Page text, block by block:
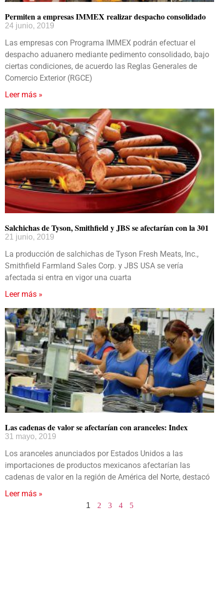
Permiten a empresas IMMEX realizar despacho consolidado
24 junio, 2019
Las empresas con Programa IMMEX podrán efectuar el
despacho aduanero mediante pedimento consolidado, bajo
ciertas condiciones, de acuerdo las Reglas Generales de
Comercio Exterior (RGCE)
Leer más »
Salchichas de Tyson, Smithfield y JBS se afectarían con la 301
21 junio, 2019
La producción de salchichas de Tyson Fresh Meats, Inc.,
Smithfield Farmland Sales Corp. y JBS USA se vería
afectada si entra en vigor una cuarta
Leer más »
Las cadenas de valor se afectarían con aranceles: Index
31 mayo, 2019
Los aranceles anunciados por Estados Unidos a las
importaciones de productos mexicanos afectarían las
cadenas de valor en la región de América del Norte, destacó
Leer más »
1 2 3 4 5